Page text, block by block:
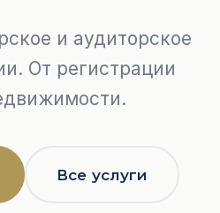
ВНЖ
и гражданство
на работу
ПРАВО
в Грузии
брака
и аудиторское
От регистрации
Все услуги